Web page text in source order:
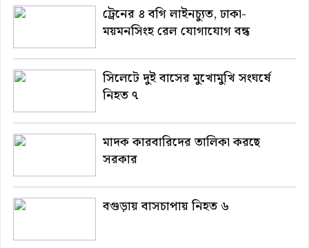
ট্রেনের ৪ বগি লাইনচ্যুত, ঢাকা-
ময়মনসিংহ রেল যোগাযোগ বন্ধ
সিলেটে দুই বাসের মুখোমুখি সংঘর্ষে
নিহত ৭
মাদক কারবারিদের তালিকা করছে
সরকার
বগুড়ায় বাসচাপায় নিহত ৬